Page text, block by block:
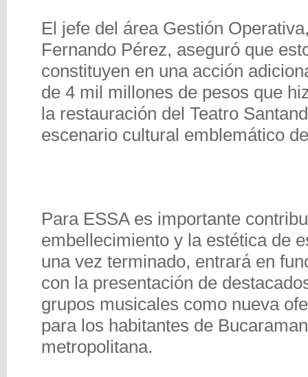
El jefe del área Gestión
Fernando Pérez, aseguró que
constituyen en una acción
de 4 mil millones de pesos que
la restauración del Teatro
escenario cultural emblemático
Para ESSA es importante
embellecimiento y la estética de
una vez terminado, entrará en
con la presentación de
grupos musicales como nueva
para los habitantes de
metropolitana.